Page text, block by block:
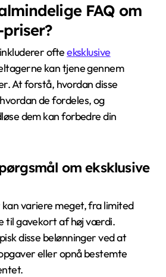
FAQ om
ofteeksklusive
kan tjene gennem
At forstå, hvordan disse
de fordeles, og
dem kan forbedre din
om eksklusive
variere meget, fra limited
til gavekort af høj værdi.
disse belønninger ved at
eller opnå bestemte